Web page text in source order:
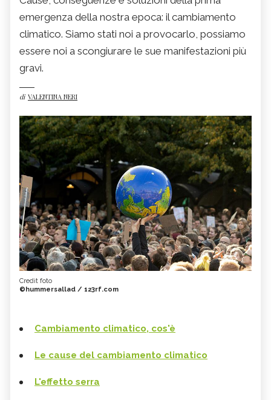
emergenza della nostra epoca: il cambiamento
climatico. Siamo stati noi a provocarlo, possiamo
essere noi a scongiurare le sue manifestazioni più
gravi.
di VALENTINA NERI
Credit foto
©hummersallad / 123rf.com
Cambiamento climatico, cos'è
Le cause del cambiamento climatico
L'effetto serra